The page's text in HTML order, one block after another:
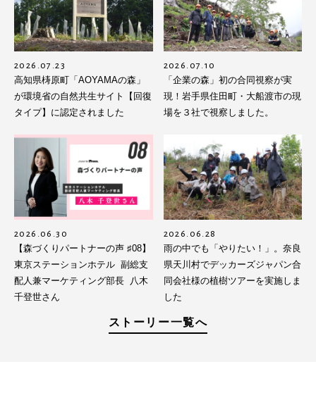
2026.07.23
高知県梼原町「AOYAMAの森」
が環境省の自然共生サイト【回復
タイプ】に認定されました
2026.07.10
「企業の森」初の合同視察が実
現！岩手県住田町・大船渡市の現
場を３社で視察しました。
2026.06.30
【森づくりパートナーの声 ♯08】
東京ステーションホテル 副総支
配人兼マーケティング部長 八木
千登世さん
2026.06.28
雨の中でも「やりたい！」。奈良
県天川村でデッカーズジャパン合
同会社様の植樹ツアーを実施しま
した
ストーリー一覧へ